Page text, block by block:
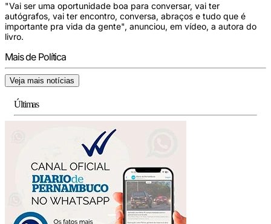
"Vai ser uma oportunidade boa para conversar, vai ter
autógrafos, vai ter encontro, conversa, abraços e tudo que é
importante pra vida da gente", anunciou, em vídeo, a autora do
livro.
Mais de Política
Veja mais notícias
Últimas